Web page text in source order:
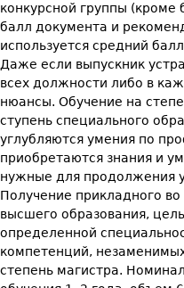
конкурсной группы (кроме
балл документа и
используется средний
Даже если выпускник
всех должности либо в
нюансы. Обучение на
ступень специального
углубляются умения по
приобретаются знания и
нужные для продолжения
Получение прикладного
высшего образования,
определенной
компетенций,
степень магистра.